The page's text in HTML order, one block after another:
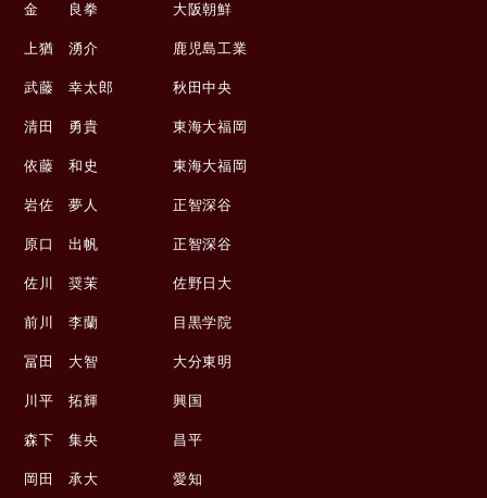
金 良拳 大阪朝鮮
上猶 湧介 鹿児島工業
武藤 幸太郎 秋田中央
清田 勇貴 東海大福岡
依藤 和史 東海大福岡
岩佐 夢人 正智深谷
原口 出帆 正智深谷
佐川 奨茉 佐野日大
前川 李蘭 目黒学院
冨田 大智 大分東明
川平 拓輝 興国
森下 集央 昌平
岡田 承大 愛知